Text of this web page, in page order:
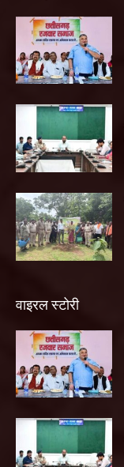
वाइरल स्टोरी